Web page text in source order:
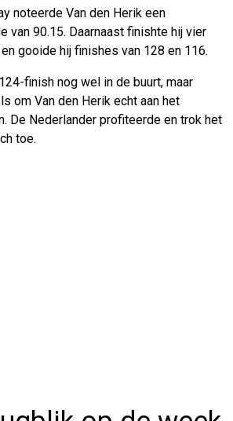
noteerde Van den Herik een
van 90.15. Daarnaast finishte hij vier
gooide hij finishes van 128 en 116.
finish nog wel in de buurt, maar
om Van den Herik echt aan het
De Nederlander profiteerde en trok het
toe.